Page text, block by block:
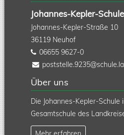
Johannes-Kepler-Schule
Johannes-Kepler-Straße 10
36119 Neuhof
06655 9627-0
Über uns
Die Johannes-Kepler-Schule
Gesamtschule des